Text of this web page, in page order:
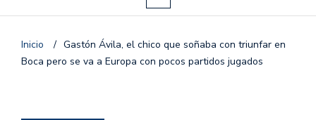
Inicio / Gastón Ávila, el chico que soñaba con triunfar en
Boca pero se va a Europa con pocos partidos jugados